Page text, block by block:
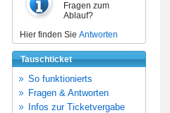
Fragen zum
Ablauf?
Hier finden Sie Antworten
Tauschticket
So funktionierts
Fragen & Antworten
Infos zur Ticketvergabe